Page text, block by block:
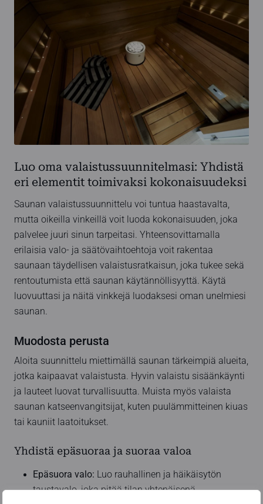
Luo oma valaistussuunnitelmasi: Yhdistä
eri elementit toimivaksi kokonaisuudeksi
Saunan valaistussuunnittelu voi tuntua haastavalta,
mutta oikeilla vinkeillä voit luoda kokonaisuuden, joka
palvelee juuri sinun tarpeitasi. Yhteensovittamalla
erilaisia valo- ja säätövaihtoehtoja voit rakentaa
saunaan täydellisen valaistusratkaisun, joka tukee sekä
rentoutumista että saunan käytännöllisyyttä. Käytä
luovuuttasi ja näitä vinkkejä luodaksesi oman unelmiesi
saunan.
Muodosta perusta
Aloita suunnittelu miettimällä saunan tärkeimpiä alueita,
jotka kaipaavat valaistusta. Hyvin valaistu sisäänkäynti
ja lauteet luovat turvallisuutta. Muista myös valaista
saunan katseenvangitsijat, kuten puulämmitteinen kiuas
tai kauniit laatoitukset.
Yhdistä epäsuoraa ja suoraa valoa
Epäsuora valo: Luo rauhallinen ja häikäisytön
taustavalo, joka pitää tilan yhtenäisenä.